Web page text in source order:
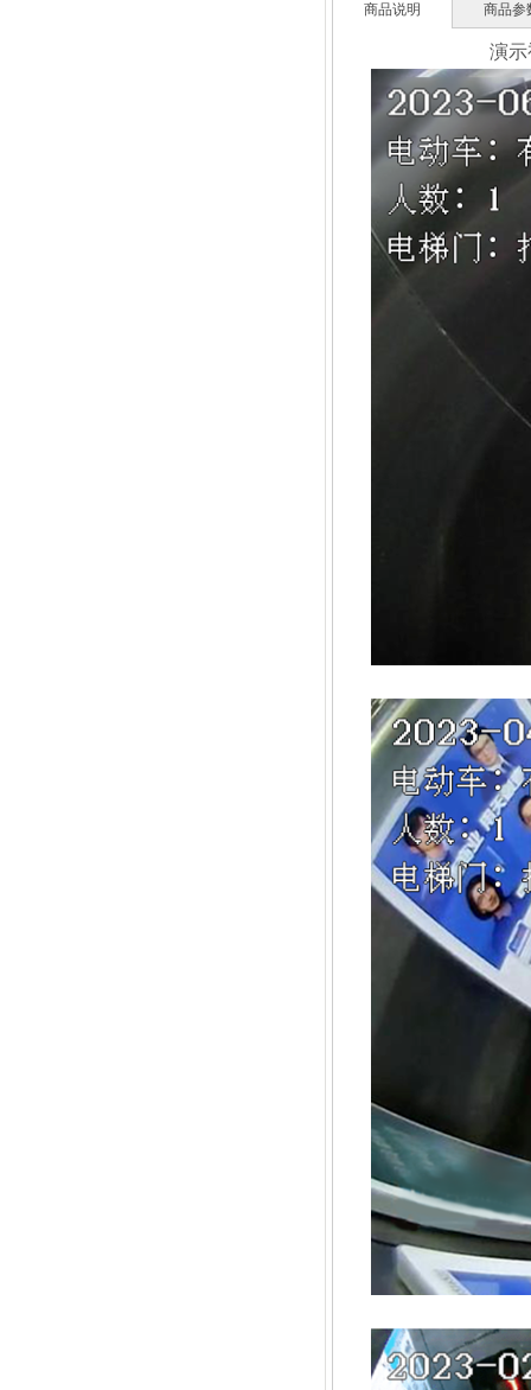
商品说明 商品参
演